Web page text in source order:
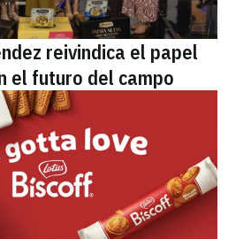
reivindica el papel
el futuro del campo